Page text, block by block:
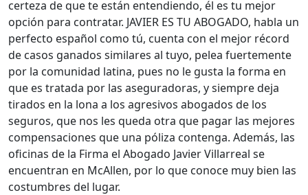
certeza de que te están entendiendo, él es tu mejor
opción para contratar. JAVIER ES TU ABOGADO, habla un
perfecto español como tú, cuenta con el mejor récord
de casos ganados similares al tuyo, pelea fuertemente
por la comunidad latina, pues no le gusta la forma en
que es tratada por las aseguradoras, y siempre deja
tirados en la lona a los agresivos abogados de los
seguros, que nos les queda otra que pagar las mejores
compensaciones que una póliza contenga. Además, las
oficinas de la Firma el Abogado Javier Villarreal se
encuentran en McAllen, por lo que conoce muy bien las
costumbres del lugar.